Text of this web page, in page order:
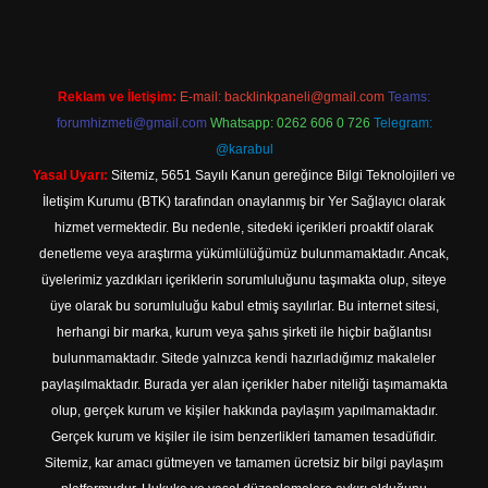
Reklam ve İletişim: E-mail: backlinkpaneli@gmail.com Teams:
forumhizmeti@gmail.com Whatsapp: 0262 606 0 726 Telegram:
@karabul
Yasal Uyarı: Sitemiz, 5651 Sayılı Kanun gereğince Bilgi Teknolojileri ve
İletişim Kurumu (BTK) tarafından onaylanmış bir Yer Sağlayıcı olarak
hizmet vermektedir. Bu nedenle, sitedeki içerikleri proaktif olarak
denetleme veya araştırma yükümlülüğümüz bulunmamaktadır. Ancak,
üyelerimiz yazdıkları içeriklerin sorumluluğunu taşımakta olup, siteye
üye olarak bu sorumluluğu kabul etmiş sayılırlar. Bu internet sitesi,
herhangi bir marka, kurum veya şahıs şirketi ile hiçbir bağlantısı
bulunmamaktadır. Sitede yalnızca kendi hazırladığımız makaleler
paylaşılmaktadır. Burada yer alan içerikler haber niteliği taşımamakta
olup, gerçek kurum ve kişiler hakkında paylaşım yapılmamaktadır.
Gerçek kurum ve kişiler ile isim benzerlikleri tamamen tesadüfidir.
Sitemiz, kar amacı gütmeyen ve tamamen ücretsiz bir bilgi paylaşım